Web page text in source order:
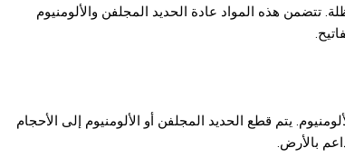
تتضمن هذه المواد عادة الحديد المجلفن والألومنيوم
يتم قطع الحديد المجلفن أو الألومنيوم إلى الأحجام
بالأرض.